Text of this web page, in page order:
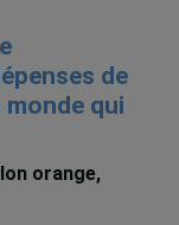
de
qui
orange,